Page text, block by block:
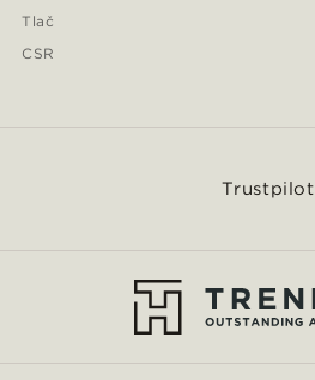
Tlač
CSR
Trustpilot